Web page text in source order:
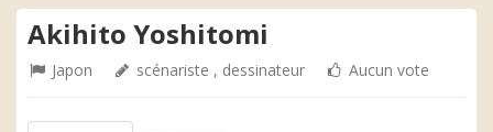
Akihito Yoshitomi
Japon scénariste , dessinateur Aucun vote